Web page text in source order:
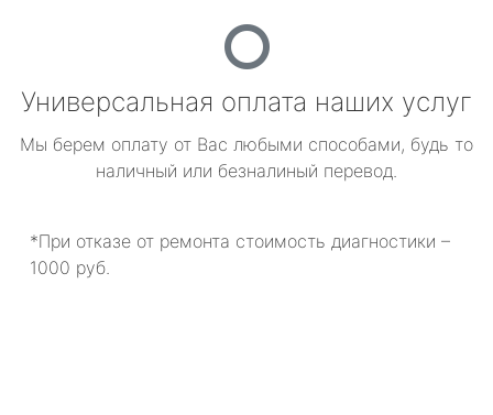
Универсальная оплата наших услуг
Мы берем оплату от Вас любыми способами, будь то
наличный или безналиный перевод.
*При отказе от ремонта стоимость диагностики –
1000 руб.